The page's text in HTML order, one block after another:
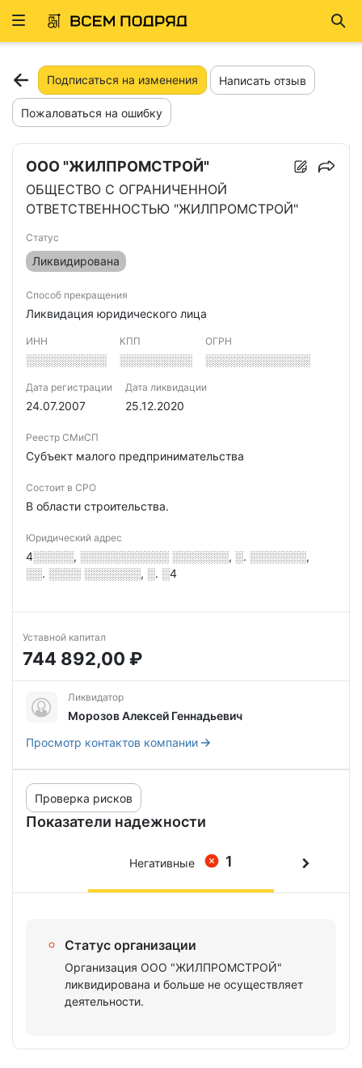
Развернуть
Подписаться на изменения Написать отзыв
Пожаловаться на ошибку
ООО "ЖИЛПРОМСТРОЙ"
ОБЩЕСТВО С ОГРАНИЧЕННОЙ
ОТВЕТСТВЕННОСТЬЮ "ЖИЛПРОМСТРОЙ"
Статус
Ликвидирована
Способ прекращения
Ликвидация юридического лица
ИНН
░░░░░░░░░░
КПП
░░░░░░░░░
ОГРН
░░░░░░░░░░░░░
Дата регистрации
24.07.2007
Дата ликвидации
25.12.2020
Реестр СМиСП
Субъект малого предпринимательства
Состоит в СРО
В области строительства.
Юридический адрес
4░░░░░, ░░░░░░░░░░░ ░░░░░░░, ░. ░░░░░░░,
░░. ░░░░ ░░░░░░░, ░. ░4
Уставной капитал
744 892,00 ₽
Ликвидатор
Морозов Алексей Геннадьевич
Просмотр контактов компании
Показатели надежности
Проверка рисков
1
Негативные
Статус организации
Организация ООО "ЖИЛПРОМСТРОЙ"
ликвидирована и больше не осуществляет
деятельности.